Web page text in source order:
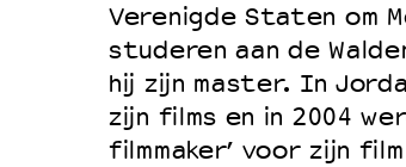
Historie
Partners
Huisregels
Privacyverklaring
Verenigde Staten om
studeren aan de
hij zijn master. In
zijn films en in 2004
filmmaker’ voor zijn